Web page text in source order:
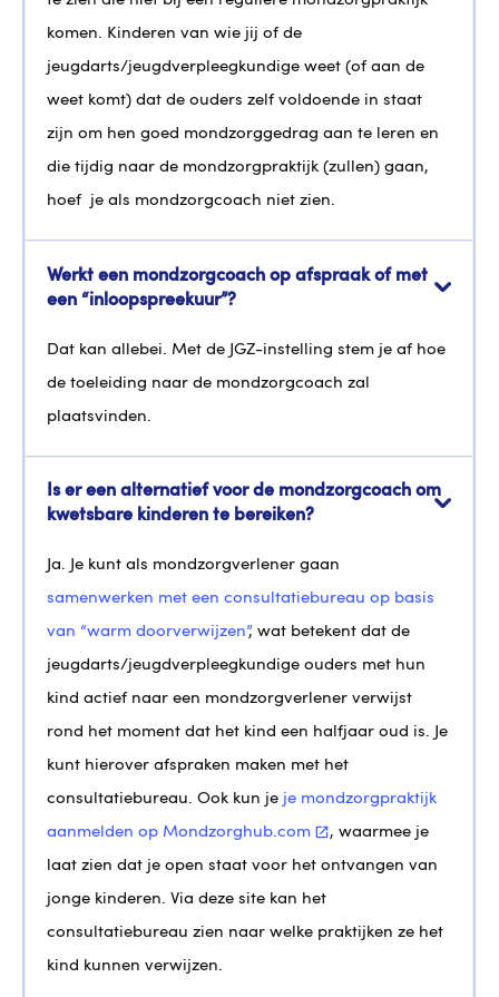
komen. Kinderen van wie jij of de
jeugdarts/jeugdverpleegkundige weet (of aan de
weet komt) dat de ouders zelf voldoende in staat
zijn om hen goed mondzorggedrag aan te leren en
die tijdig naar de mondzorgpraktijk (zullen) gaan,
hoef je als mondzorgcoach niet zien.
Werkt een mondzorgcoach op afspraak of met
een “inloopspreekuur”?
Dat kan allebei. Met de JGZ-instelling stem je af hoe
de toeleiding naar de mondzorgcoach zal
plaatsvinden.
Is er een alternatief voor de mondzorgcoach om
kwetsbare kinderen te bereiken?
Ja. Je kunt als mondzorgverlener gaan
samenwerken met een consultatiebureau op basis
van “warm doorverwijzen”, wat betekent dat de
jeugdarts/jeugdverpleegkundige ouders met hun
kind actief naar een mondzorgverlener verwijst
rond het moment dat het kind een halfjaar oud is. Je
kunt hierover afspraken maken met het
consultatiebureau. Ook kun je je mondzorgpraktijk
aanmelden op Mondzorghub.com
, waarmee je
laat zien dat je open staat voor het ontvangen van
jonge kinderen. Via deze site kan het
consultatiebureau zien naar welke praktijken ze het
kind kunnen verwijzen.